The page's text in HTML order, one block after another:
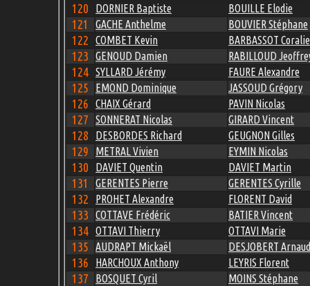
120 DORNIER Baptiste BOUILLE Elodie
121 GACHE Anthelme BOUVIER Stéphane
122 COMBET Kevin BARBASSOT Coralie
123 GENOUD Damien RABILLOUD
124 SYLLARD Jérémy FAURE Alexandre
125 EMOND Dominique JASSOUD Grégory
126 CHAIX Gérard PAVIN Nicolas
127 SONNERAT Nicolas GIRARD Vincent
128 DESBORDES Richard GEUGNON Gilles
129 METRAL Vivien EYMIN Nicolas
130 DAVIET Quentin DAVIET Martin
131 GERENTES Pierre GERENTES Cyrille
132 PROHET Alexandre FLORENT David
133 COTTAVE Frédéric BATIER Vincent
134 OTTAVI Thierry OTTAVI Marie
135 AUDRAPT Mickaël DESJOBERT Arnaud
136 HARCHOUX Anthony LEYRIS Florent
137 BOSQUET Cyril MOINS Stéphane